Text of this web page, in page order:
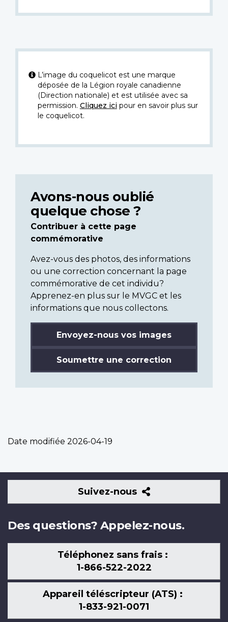
L’image du coquelicot est une marque
déposée de la Légion royale canadienne
(Direction nationale) et est utilisée avec sa
permission. Cliquez icipour en savoir plus sur
le coquelicot.
Avons-nous oublié
quelque chose ?
Contribuer à cette page
commémorative
Avez-vous des photos, des informations
ou une correction concernant la page
commémorative de cet individu?
Apprenez-en plus sur le MVGC et les
informations que nous collectons.
Envoyez-nous vos images
Soumettre une correction
Date modifiée 2026-04-19
Suivez-nous
Suivez-
nous
Des questions? Appelez-nous.
Téléphonez sans frais :
1-866-522-2022
Appareil téléscripteur (ATS) :
1-833-921-0071